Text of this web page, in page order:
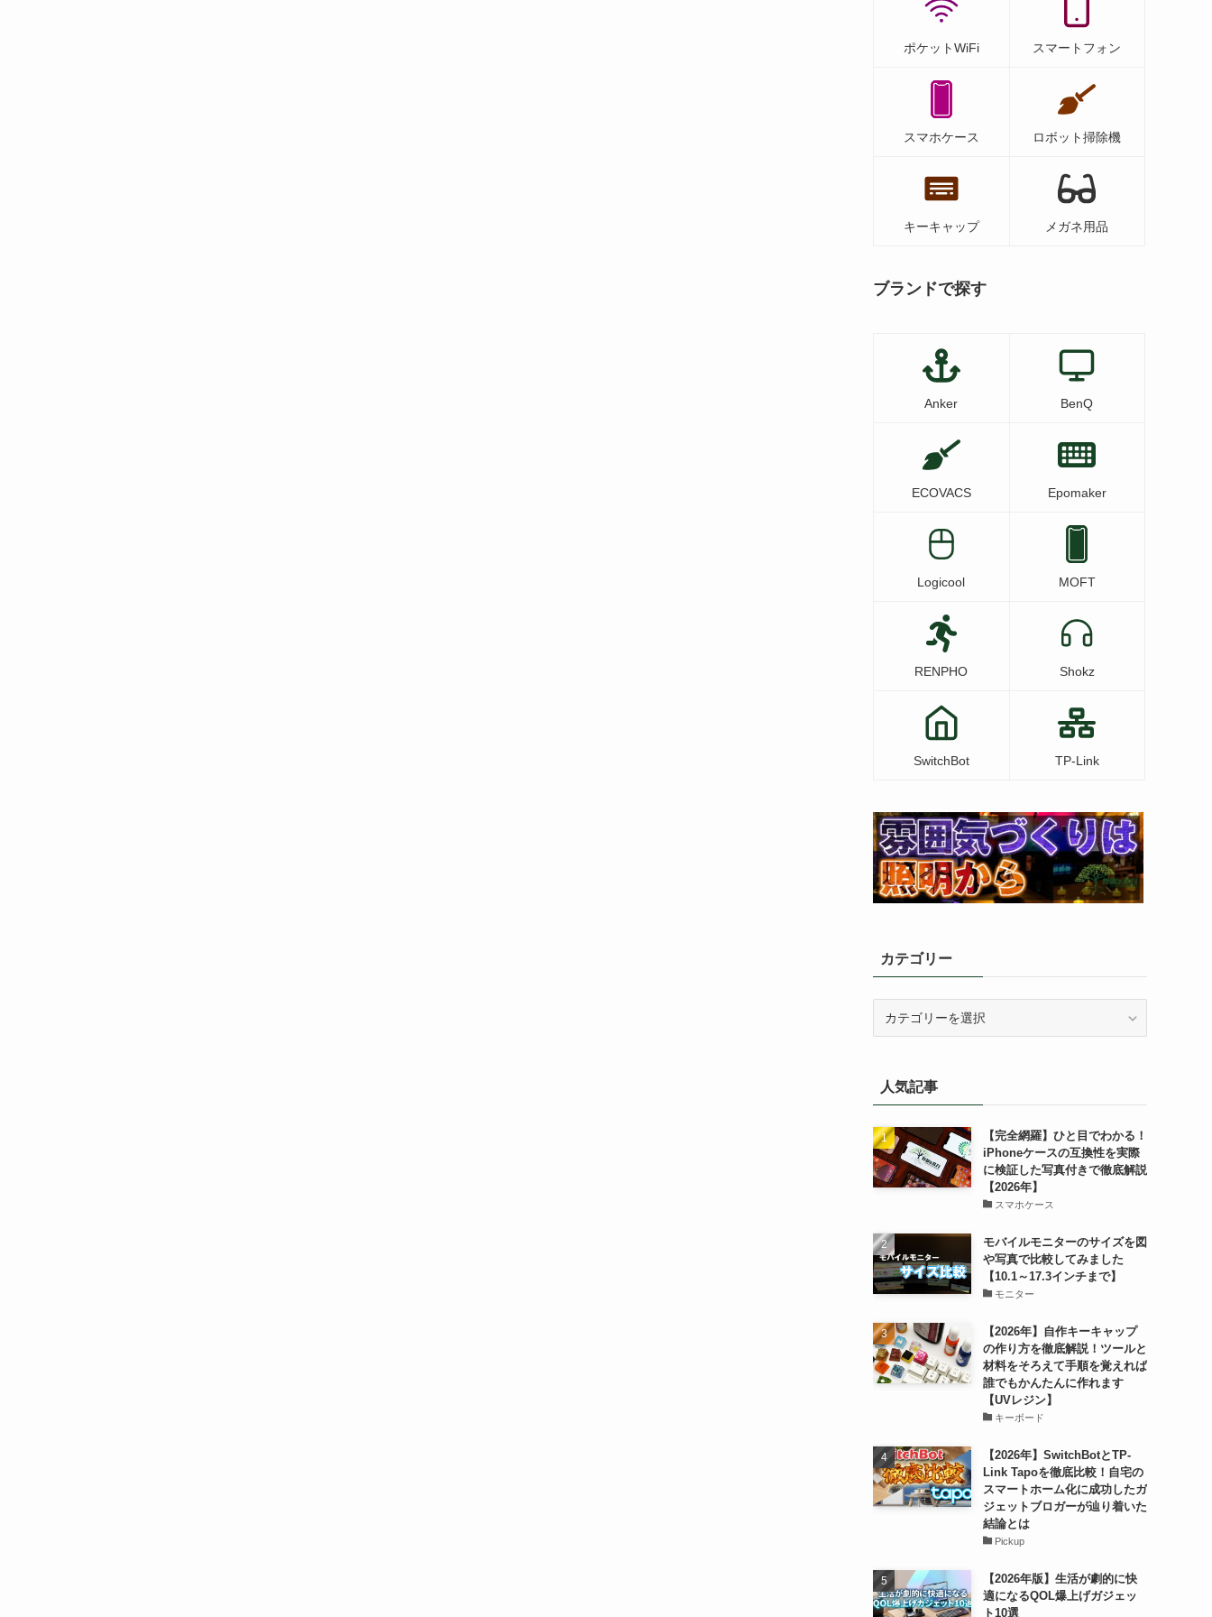
ポケットWiFi スマートフォン
スマホケース ロボット掃除機
キーキャップ メガネ用品
ブランドで探す
Anker BenQ
ECOVACS Epomaker
Logicool MOFT
RENPHO Shokz
SwitchBot TP-Link
カテゴリー
ー人気記事
【完全網羅】ひと目でわかる！
iPhoneケースの互換性を実際
に検証した写真付きで徹底解説
【2026年】
スマホケース
モバイルモニターのサイズを図
や写真で比較してみました
【10.1～17.3インチまで】
モニター
【2026年】自作キーキャップ
の作り方を徹底解説！ツールと
材料をそろえて手順を覚えれば
誰でもかんたんに作れます
【UVレジン】
キーボード
【2026年】SwitchBotとTP-
Link Tapoを徹底比較！自宅の
スマートホーム化に成功したガ
ジェットブロガーが辿り着いた
結論とは
Pickup
【2026年版】生活が劇的に快
適になるQOL爆上げガジェッ
ト10選